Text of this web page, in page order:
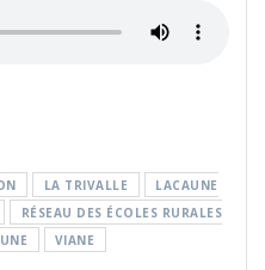
LA TRIVALLE
LACAUNE
RÉSEAU DES ÉCOLES RURALES
VIANE